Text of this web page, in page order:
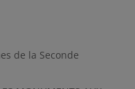
de la Seconde